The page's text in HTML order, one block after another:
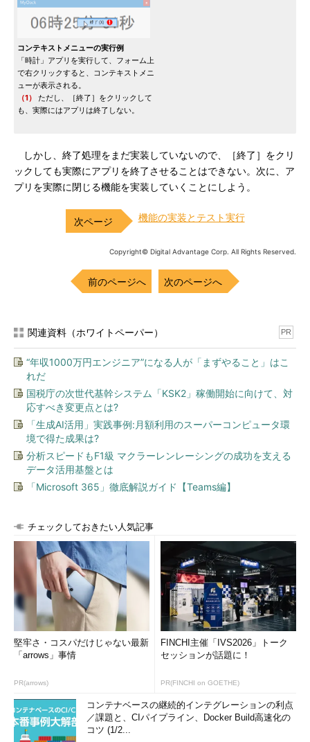
コンテキストメニューの実行例
「時計」アプリを実行して、フォーム上
で右クリックすると、コンテキストメニ
ューが表示される。
（1）
ただし、［終了］をクリックして
も、実際にはアプリは終了しない。
しかし、終了処理をまだ実装していないので、［終了］をクリ
ックしても実際にアプリを終了させることはできない。次に、ア
プリを実際に閉じる機能を実装していくことにしよう。
機能の実装とテスト実行
Copyright© Digital Advantage Corp. All Rights Reserved.
前のページへ 次のページへ
関連資料（ホワイトペーパー） PR
“年収1000万円エンジニア”になる人が「まずやること」はこ
れだ
国税庁の次世代基幹システム「KSK2」稼働開始に向けて、対
応すべき変更点とは?
「生成AI活用」実践事例:月額利用のスーパーコンピュータ環
境で得た成果は?
分析スピードもF1級 マクラーレンレーシングの成功を支える
データ活用基盤とは
「Microsoft 365」徹底解説ガイド【Teams編】
チェックしておきたい人気記事
堅牢さ・コスパだけじゃない最新
「arrows」事情
PR(arrows)
FINCHI主催「IVS2026」トーク
セッションが話題に！
PR(FINCHI on GOETHE)
コンテナベースの継続的インテグレーションの利点
／課題と、CIパイプライン、Docker Build高速化の
コツ (1/2...